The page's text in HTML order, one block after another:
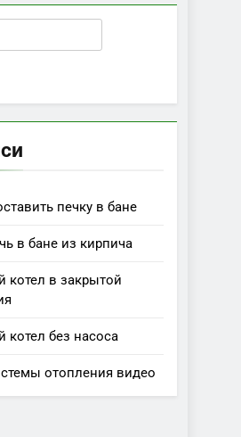
печку в бане
в бане из кирпича
котел в закрытой
без насоса
отопления видео